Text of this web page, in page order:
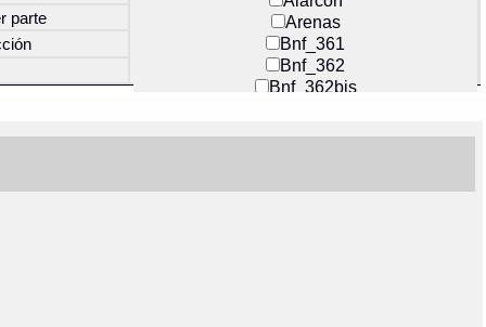
Arenas
Bnf_361
Bnf_362
Bnf_362bis
Docs_México
parte